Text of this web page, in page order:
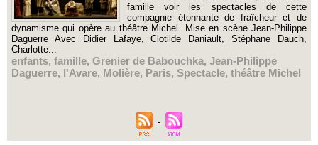
famille voir les spectacles de cette
compagnie étonnante de fraîcheur et de
dynamisme qui opère au théâtre Michel. Mise en scène Jean-Philippe
Daguerre Avec Didier Lafaye, Clotilde Daniault, Stéphane Dauch,
Charlotte...
enfants, famille, Grenier de Babouchka, Jean-Philippe
Daguerre, l'Avare, Molière, Paris, Spectacle, théâtre Michel